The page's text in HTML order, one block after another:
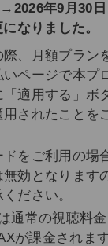
→ 2026年9月30
なりました。
、月額プラン
ページで本プ
「適用する」ボ
されたことを
をご利用の場
無効となります
ださい。
通常の視聴料金
が課金されます